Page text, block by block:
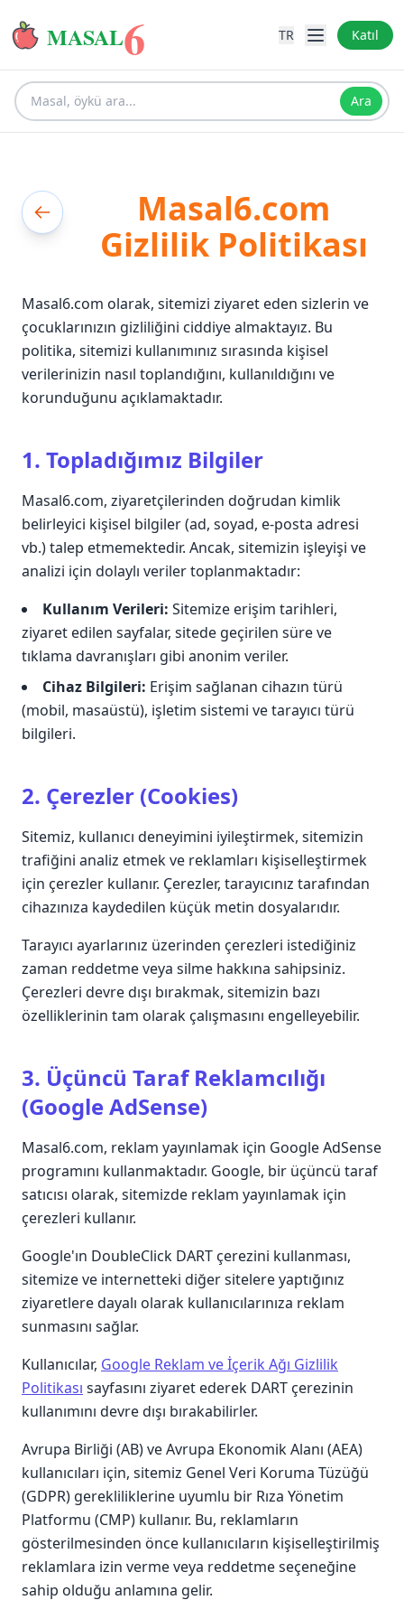
MASAL6 TR Katıl
Ara
Masal6.com
Gizlilik Politikası
Masal6.com olarak, sitemizi ziyaret eden sizlerin ve
çocuklarınızın gizliliğini ciddiye almaktayız. Bu
politika, sitemizi kullanımınız sırasında kişisel
verilerinizin nasıl toplandığını, kullanıldığını ve
korunduğunu açıklamaktadır.
1. Topladığımız Bilgiler
Masal6.com, ziyaretçilerinden doğrudan kimlik
belirleyici kişisel bilgiler (ad, soyad, e-posta adresi
vb.) talep etmemektedir. Ancak, sitemizin işleyişi ve
analizi için dolaylı veriler toplanmaktadır:
Kullanım Verileri: Sitemize erişim tarihleri,
ziyaret edilen sayfalar, sitede geçirilen süre ve
tıklama davranışları gibi anonim veriler.
Cihaz Bilgileri: Erişim sağlanan cihazın türü
(mobil, masaüstü), işletim sistemi ve tarayıcı türü
bilgileri.
2. Çerezler (Cookies)
Sitemiz, kullanıcı deneyimini iyileştirmek, sitemizin
trafiğini analiz etmek ve reklamları kişiselleştirmek
için çerezler kullanır. Çerezler, tarayıcınız tarafından
cihazınıza kaydedilen küçük metin dosyalarıdır.
Tarayıcı ayarlarınız üzerinden çerezleri istediğiniz
zaman reddetme veya silme hakkına sahipsiniz.
Çerezleri devre dışı bırakmak, sitemizin bazı
özelliklerinin tam olarak çalışmasını engelleyebilir.
3. Üçüncü Taraf Reklamcılığı
(Google AdSense)
Masal6.com, reklam yayınlamak için Google AdSense
programını kullanmaktadır. Google, bir üçüncü taraf
satıcısı olarak, sitemizde reklam yayınlamak için
çerezleri kullanır.
Google'ın DoubleClick DART çerezini kullanması,
sitemize ve internetteki diğer sitelere yaptığınız
ziyaretlere dayalı olarak kullanıcılarınıza reklam
sunmasını sağlar.
Kullanıcılar, Google Reklam ve İçerik Ağı Gizlilik
Politikası sayfasını ziyaret ederek DART çerezinin
kullanımını devre dışı bırakabilirler.
Avrupa Birliği (AB) ve Avrupa Ekonomik Alanı (AEA)
kullanıcıları için, sitemiz Genel Veri Koruma Tüzüğü
(GDPR) gerekliliklerine uyumlu bir Rıza Yönetim
Platformu (CMP) kullanır. Bu, reklamların
gösterilmesinden önce kullanıcıların kişiselleştirilmiş
reklamlara izin verme veya reddetme seçeneğine
sahip olduğu anlamına gelir.